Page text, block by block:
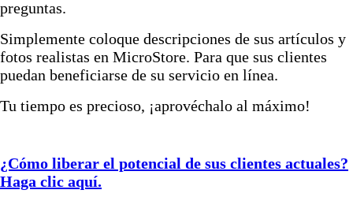
preguntas.
Simplemente coloque descripciones de sus artículos y
fotos realistas en MicroStore. Para que sus clientes
puedan beneficiarse de su servicio en línea.
Tu tiempo es precioso, ¡aprovéchalo al máximo!
¿Cómo liberar el potencial de sus clientes actuales?
Haga clic aquí.